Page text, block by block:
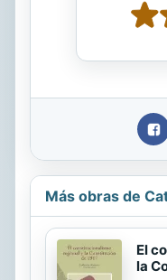
Más obras de
El
la